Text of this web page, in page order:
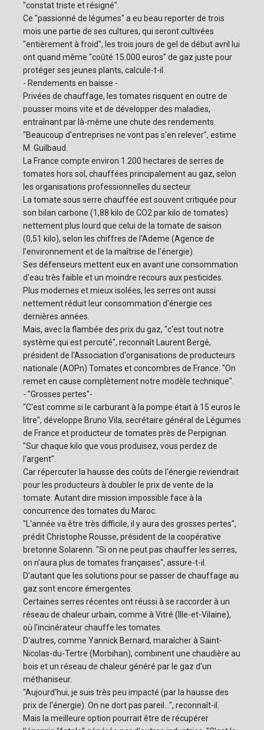
"constat triste et résigné".
Ce "passionné de légumes" a eu beau reporter de trois
mois une partie de ses cultures, qui seront cultivées
"entièrement à froid", les trois jours de gel de début avril lui
ont quand même "coûté 15.000 euros" de gaz juste pour
protéger ses jeunes plants, calcule-t-il.
- Rendements en baisse -
Privées de chauffage, les tomates risquent en outre de
pousser moins vite et de développer des maladies,
entraînant par là-même une chute des rendements.
"Beaucoup d'entreprises ne vont pas s'en relever", estime
M. Guilbaud.
La France compte environ 1.200 hectares de serres de
tomates hors sol, chauffées principalement au gaz, selon
les organisations professionnelles du secteur.
La tomate sous serre chauffée est souvent critiquée pour
son bilan carbone (1,88 kilo de CO2 par kilo de tomates)
nettement plus lourd que celui de la tomate de saison
(0,51 kilo), selon les chiffres de l'Ademe (Agence de
l'environnement et de la maîtrise de l'énergie).
Ses défenseurs mettent eux en avant une consommation
d'eau très faible et un moindre recours aux pesticides.
Plus modernes et mieux isolées, les serres ont aussi
nettement réduit leur consommation d'énergie ces
dernières années.
Mais, avec la flambée des prix du gaz, "c'est tout notre
système qui est percuté", reconnaît Laurent Bergé,
président de l'Association d'organisations de producteurs
nationale (AOPn) Tomates et concombres de France. "On
remet en cause complètement notre modèle technique".
- "Grosses pertes"-
"C'est comme si le carburant à la pompe était à 15 euros le
litre", développe Bruno Vila, secrétaire général de Légumes
de France et producteur de tomates près de Perpignan.
"Sur chaque kilo que vous produisez, vous perdez de
l'argent".
Car répercuter la hausse des coûts de l'énergie reviendrait
pour les producteurs à doubler le prix de vente de la
tomate. Autant dire mission impossible face à la
concurrence des tomates du Maroc.
"L'année va être très difficile, il y aura des grosses pertes",
prédit Christophe Rousse, président de la coopérative
bretonne Solarenn. "Si on ne peut pas chauffer les serres,
on n'aura plus de tomates françaises", assure-t-il.
D'autant que les solutions pour se passer de chauffage au
gaz sont encore émergentes.
Certaines serres récentes ont réussi à se raccorder à un
réseau de chaleur urbain, comme à Vitré (Ille-et-Vilaine),
où l'incinérateur chauffe les tomates.
D'autres, comme Yannick Bernard, maraîcher à Saint-
Nicolas-du-Tertre (Morbihan), combinent une chaudière au
bois et un réseau de chaleur généré par le gaz d'un
méthaniseur.
"Aujourd'hui, je suis très peu impacté (par la hausse des
prix de l'énergie). On ne dort pas pareil...", reconnaît-il.
Mais la meilleure option pourrait être de récupérer